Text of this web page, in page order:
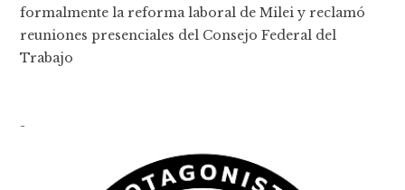
formalmente la reforma laboral de Milei y reclamó
reuniones presenciales del Consejo Federal del
Trabajo
-